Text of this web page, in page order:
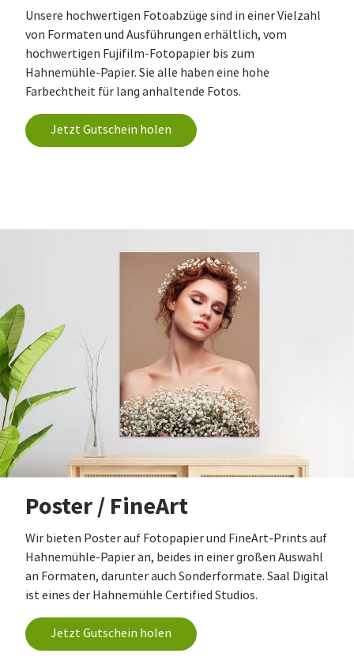
Unsere hochwertigen Fotoabzüge sind in einer Vielzahl
von Formaten und Ausführungen erhältlich, vom
hochwertigen Fujifilm-Fotopapier bis zum
Hahnemühle-Papier. Sie alle haben eine hohe
Farbechtheit für lang anhaltende Fotos.
Jetzt Gutschein holen
Poster / FineArt
Wir bieten Poster auf Fotopapier und FineArt-Prints auf
Hahnemühle-Papier an, beides in einer großen Auswahl
an Formaten, darunter auch Sonderformate. Saal Digital
ist eines der Hahnemühle Certified Studios.
Jetzt Gutschein holen